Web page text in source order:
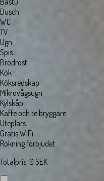
Dusch
WC
TV
Ugn
Spis
Brödrost
Kök
Köksredskap
Mikrovågsugn
Kylskåp
Kaffe och te bryggare
Uteplats
Gratis WiFi
Rökning förbjudet
Totalpris: 0 SEK